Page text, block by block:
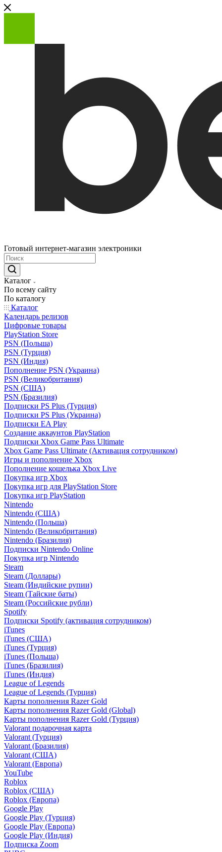
Готовый интернет-магазин электроники
Каталог
По всему сайту
По каталогу
Каталог
Календарь релизов
Цифровые товары
PlayStation Store
PSN (Польша)
PSN (Турция)
PSN (Индия)
Пополнение PSN (Украина)
PSN (Великобритания)
PSN (США)
PSN (Бразилия)
Подписки PS Plus (Турция)
Подписки PS Plus (Украина)
Подписки EA Play
Создание аккаунтов PlayStation
Подписки Xbox Game Pass Ultimate
Xbox Game Pass Ultimate (Активация сотрудником)
Игры и пополнение Xbox
Пополнение кошелька Xbox Live
Покупка игр Xbox
Покупка игр для PlayStation Store
Покупка игр PlayStation
Nintendo
Nintendo (США)
Nintendo (Польша)
Nintendo (Великобритания)
Nintendo (Бразилия)
Подписки Nintendo Online
Покупка игр Nintendo
Steam
Steam (Доллары)
Steam (Индийские рупии)
Steam (Тайские баты)
Steam (Российские рубли)
Spotify
Подписки Spotify (активация сотрудником)
iTunes
iTunes (США)
iTunes (Турция)
iTunes (Польша)
iTunes (Бразилия)
iTunes (Индия)
League of Legends
League of Legends (Турция)
Карты пополнения Razer Gold
Карты пополнения Razer Gold (Global)
Карты пополнения Razer Gold (Турция)
Valorant подарочная карта
Valorant (Турция)
Valorant (Бразилия)
Valorant (США)
Valorant (Европа)
YouTube
Roblox
Roblox (США)
Roblox (Европа)
Google Play
Google Play (Турция)
Google Play (Европа)
Google Play (Индия)
Подписка Zoom